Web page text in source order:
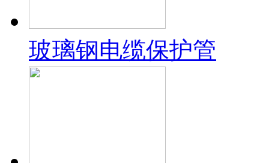
玻璃钢电缆保护管